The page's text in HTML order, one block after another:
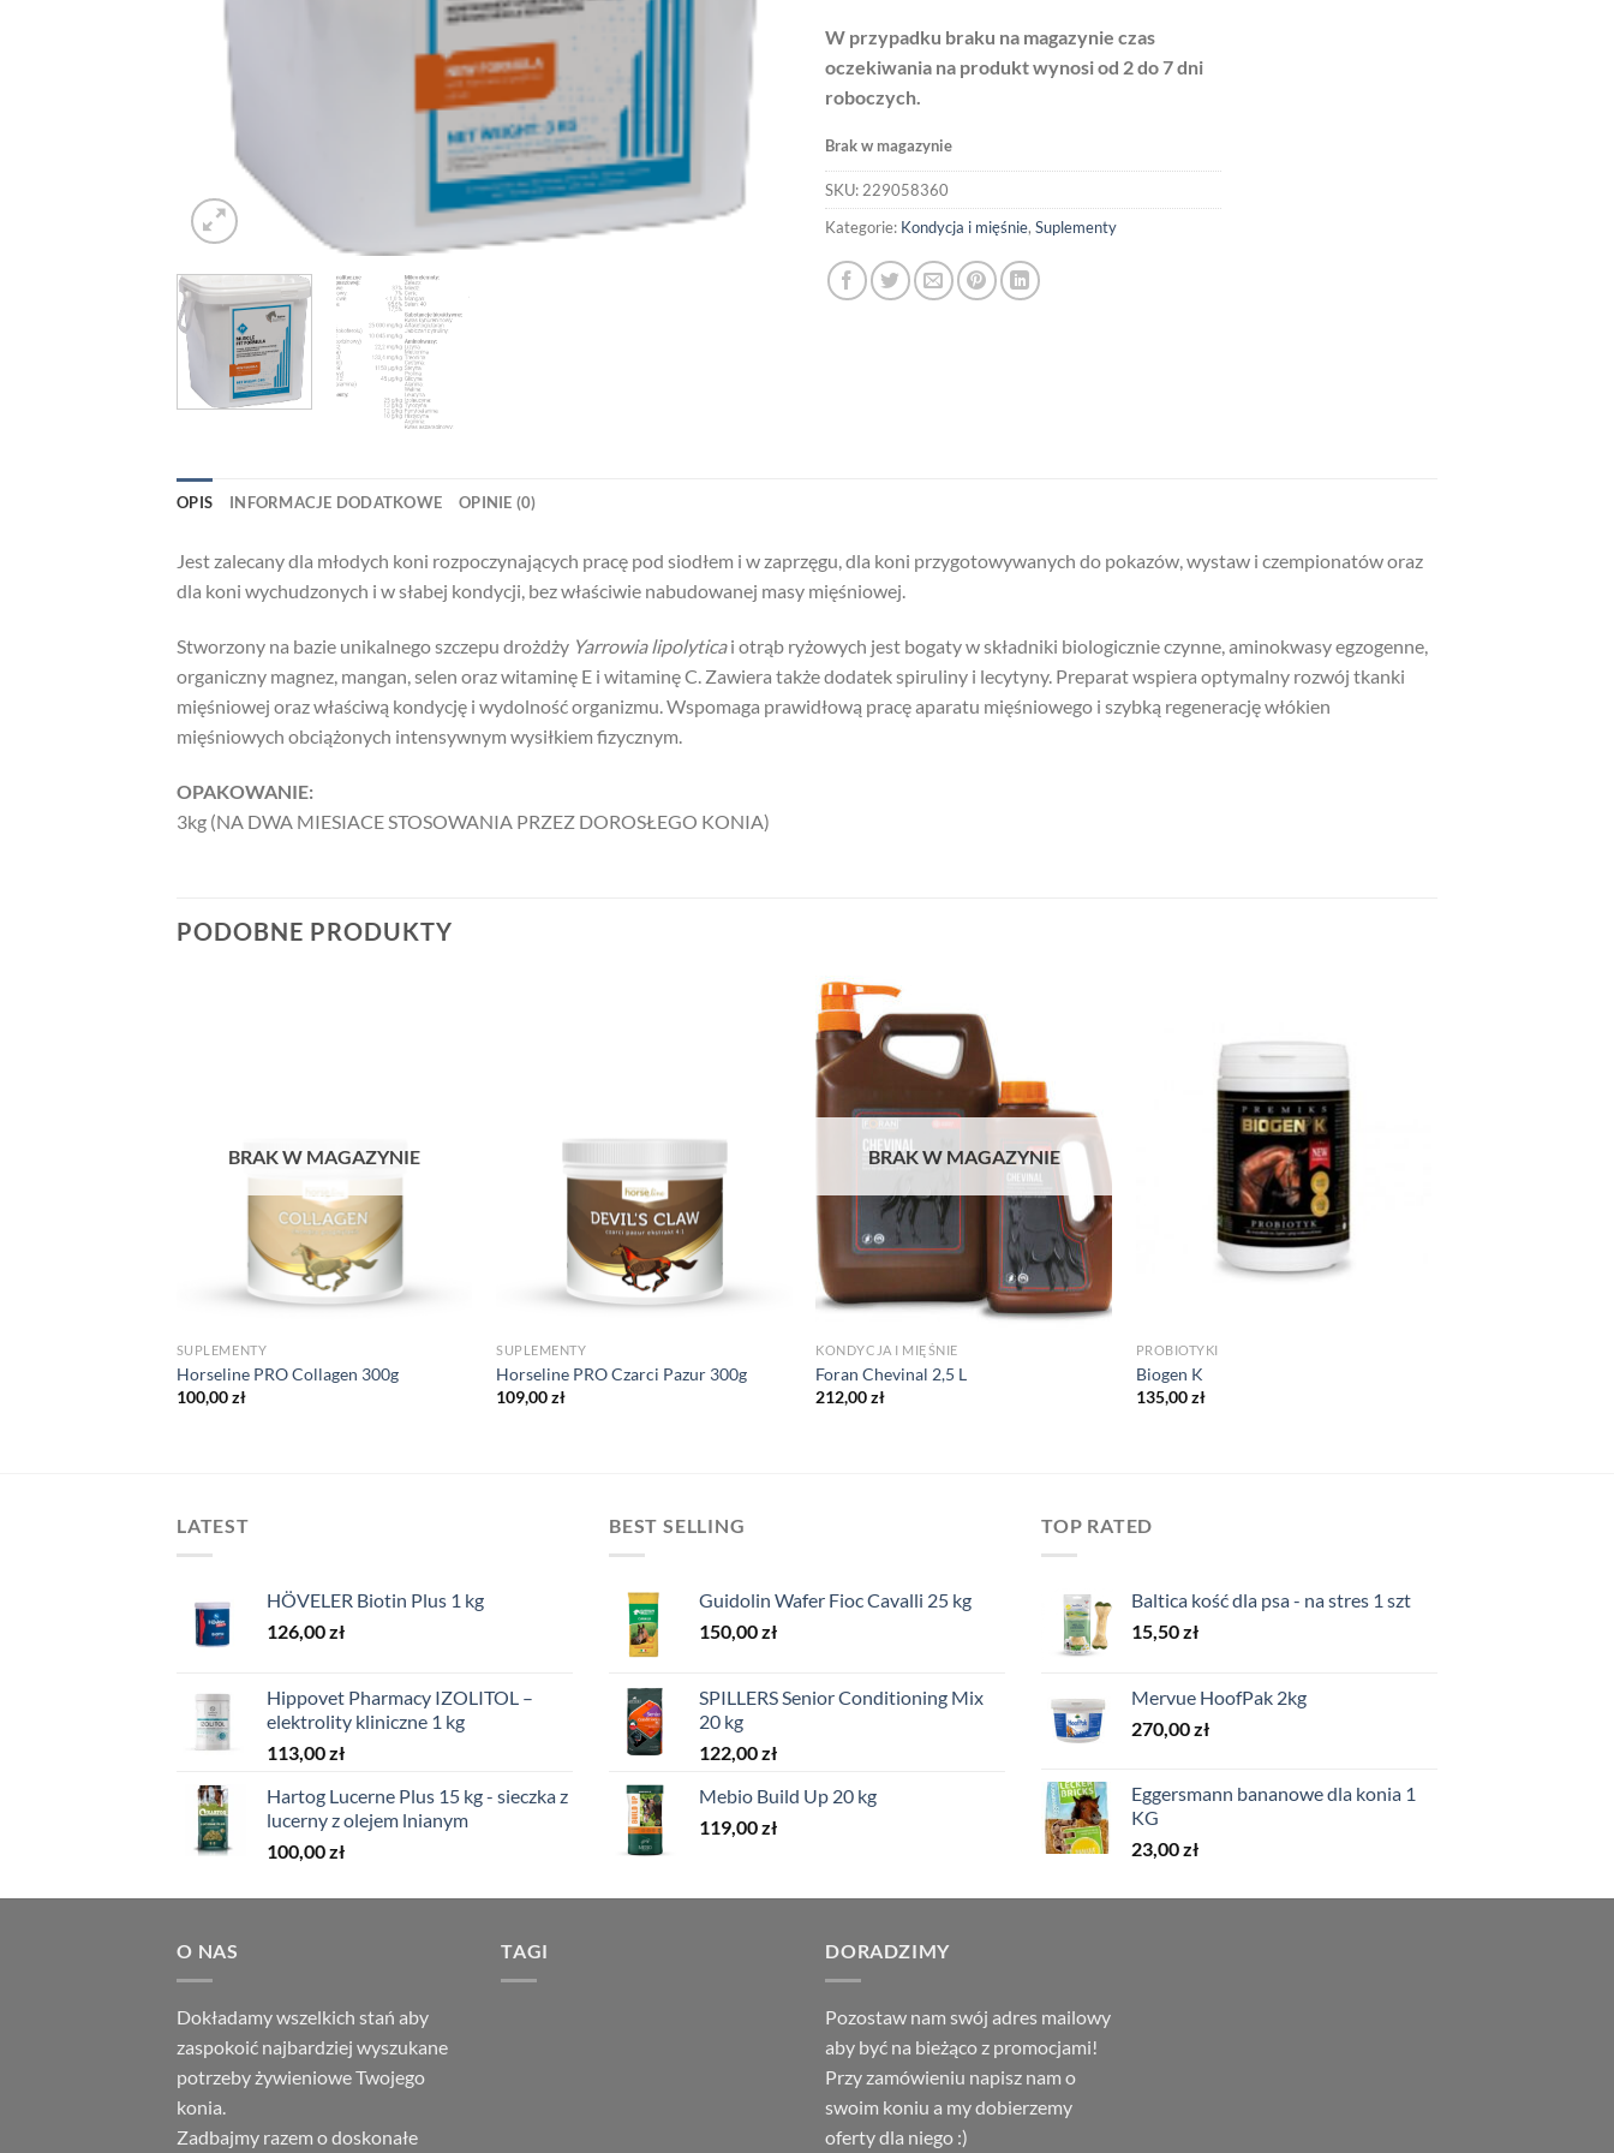
W przypadku braku na magazynie czas
oczekiwania na produkt wynosi od 2 do 7 dni
roboczych.
Brak w magazynie
SKU: 229058360
Kategorie: Kondycja i mięśnie, Suplementy
OPIS INFORMACJE DODATKOWE OPINIE (0)
Jest zalecany dla młodych koni rozpoczynających pracę pod siodłem i w zaprzęgu, dla koni przygotowywanych do pokazów, wystaw i czempionatów oraz
dla koni wychudzonych i w słabej kondycji, bez właściwie nabudowanej masy mięśniowej.
Stworzony na bazie unikalnego szczepu drożdży Yarrowia lipolyticai otrąb ryżowych jest bogaty w składniki biologicznie czynne, aminokwasy egzogenne,
organiczny magnez, mangan, selen oraz witaminę E i witaminę C. Zawiera także dodatek spiruliny i lecytyny. Preparat wspiera optymalny rozwój tkanki
mięśniowej oraz właściwą kondycję i wydolność organizmu. Wspomaga prawidłową pracę aparatu mięśniowego i szybką regenerację włókien
mięśniowych obciążonych intensywnym wysiłkiem fizycznym.
OPAKOWANIE:
3kg (NA DWA MIESIACE STOSOWANIA PRZEZ DOROSŁEGO KONIA)
PODOBNE PRODUKTY
BRAK W MAGAZYNIE
SUPLEMENTY
Horseline PRO Collagen 300g
100,00zł
SUPLEMENTY
Horseline PRO Czarci Pazur 300g
109,00zł
BRAK W MAGAZYNIE
KONDYCJA I MIĘŚNIE
Foran Chevinal 2,5 L
212,00zł
PROBIOTYKI
Biogen K
135,00zł
LATEST
HÖVELER Biotin Plus 1 kg
126,00zł
Hippovet Pharmacy IZOLITOL –
elektrolity kliniczne 1 kg
113,00zł
Hartog Lucerne Plus 15 kg - sieczka z
lucerny z olejem lnianym
100,00zł
BEST SELLING
Guidolin Wafer Fioc Cavalli 25 kg
150,00zł
SPILLERS Senior Conditioning Mix
20 kg
122,00zł
Mebio Build Up 20 kg
119,00zł
TOP RATED
Baltica kość dla psa - na stres 1 szt
15,50zł
Mervue HoofPak 2kg
270,00zł
Eggersmann bananowe dla konia 1
KG
23,00zł
O NAS
Dokładamy wszelkich stań aby
zaspokoić najbardziej wyszukane
potrzeby żywieniowe Twojego
konia.
Zadbajmy razem o doskonałe
TAGI DORADZIMY
Pozostaw nam swój adres mailowy
aby być na bieżąco z promocjami!
Przy zamówieniu napisz nam o
swoim koniu a my dobierzemy
oferty dla niego :)